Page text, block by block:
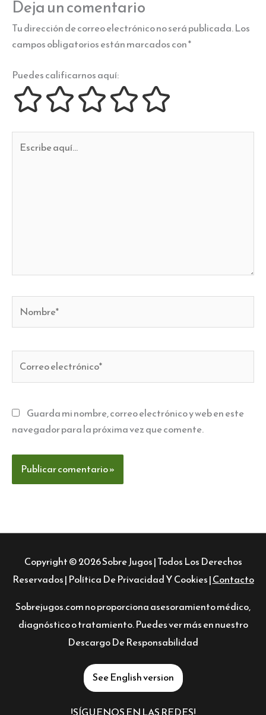
Deja un comentario
Tu dirección de correo electrónico no será publicada.Los
campos obligatorios están marcados con*
Puedes calificarnos aquí:
aquí...
electrónico*
Guarda mi nombre, correo electrónico y web en este
navegador para la próxima vez que comente.
Copyright © 2026Sobre Jugos| Todos Los Derechos
Reservados | Política De Privacidad Y Cookies|Contacto
Sobrejugos.com no proporciona asesoramiento médico,
diagnóstico o tratamiento. Puedes ver más en nuestro
Descargo De Responsabilidad
See English version